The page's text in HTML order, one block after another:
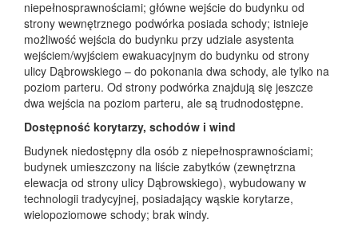
niepełnosprawnościami; główne wejście do budynku od
strony wewnętrznego podwórka posiada schody; istnieje
możliwość wejścia do budynku przy udziale asystenta
wejściem/wyjściem ewakuacyjnym do budynku od strony
ulicy Dąbrowskiego – do pokonania dwa schody, ale tylko na
poziom parteru. Od strony podwórka znajdują się jeszcze
dwa wejścia na poziom parteru, ale są trudnodostępne.
Dostępność korytarzy, schodów i wind
Budynek niedostępny dla osób z niepełnosprawnościami;
budynek umieszczony na liście zabytków (zewnętrzna
elewacja od strony ulicy Dąbrowskiego), wybudowany w
technologii tradycyjnej, posiadający wąskie korytarze,
wielopoziomowe schody; brak windy.